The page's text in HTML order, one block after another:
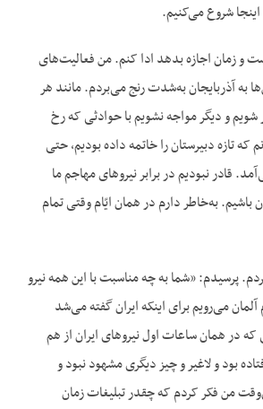
شروع می‌‌کنیم.
و زمان اجازه بدهد ادا کنم. من فعالیت‌های
روس‌ها به آذربایجان به‌شدت رنج می‌بردم. مانند هر
شویم و دیگر مواجه نشویم با حوادثی که رخ
تازه دبیرستان را خاتمه داده بودیم، حتی
قادر نبودیم در برابر نیروهای مهاجم ما
به‌خاطر دارم در همان ایّام وقتی تمام
پرسیدم: «شما به چه مناسبت با این همه نیرو
می‌رویم برای اینکه ایران گفته می‌شد
در همان ساعات اول نیروهای ایران از هم
بود و لاغیر و چیز دیگری مشهود نبود و
من فکر کردم که چقدر تبلیغات زمان